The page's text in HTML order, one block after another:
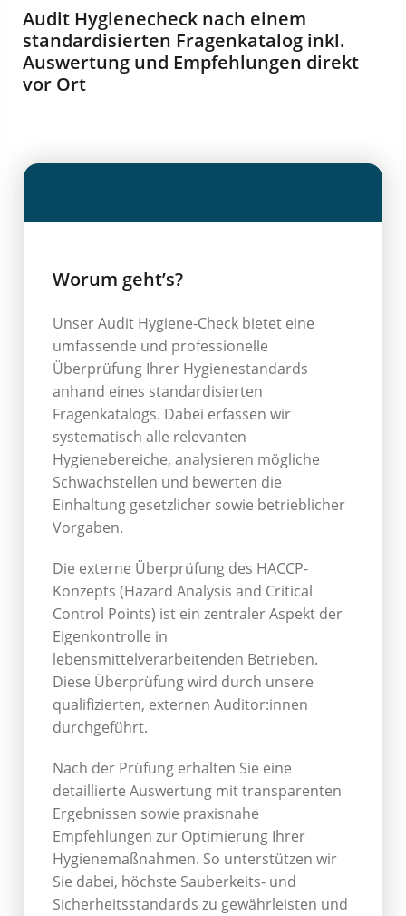
Audit Hygienecheck nach einem
standardisierten Fragenkatalog inkl.
Auswertung und Empfehlungen direkt
vor Ort
Worum geht’s?
Unser Audit Hygiene-Check bietet eine
umfassende und professionelle
Überprüfung Ihrer Hygienestandards
anhand eines standardisierten
Fragenkatalogs. Dabei erfassen wir
systematisch alle relevanten
Hygienebereiche, analysieren mögliche
Schwachstellen und bewerten die
Einhaltung gesetzlicher sowie betrieblicher
Vorgaben.
Die externe Überprüfung des HACCP-
Konzepts (Hazard Analysis and Critical
Control Points) ist ein zentraler Aspekt der
Eigenkontrolle in
lebensmittelverarbeitenden Betrieben.
Diese Überprüfung wird durch unsere
qualifizierten, externen Auditor:innen
durchgeführt.
Nach der Prüfung erhalten Sie eine
detaillierte Auswertung mit transparenten
Ergebnissen sowie praxisnahe
Empfehlungen zur Optimierung Ihrer
Hygienemaßnahmen. So unterstützen wir
Sie dabei, höchste Sauberkeits- und
Sicherheitsstandards zu gewährleisten und